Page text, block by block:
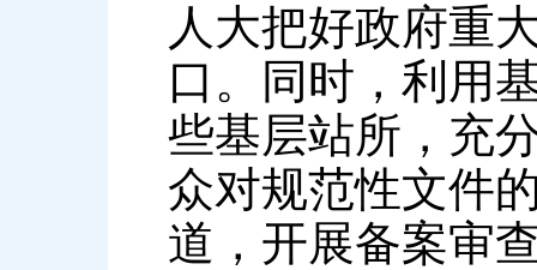
人大把好政府重
口。同时，利用
些基层站所，充
众对规范性文件
道，开展备案审